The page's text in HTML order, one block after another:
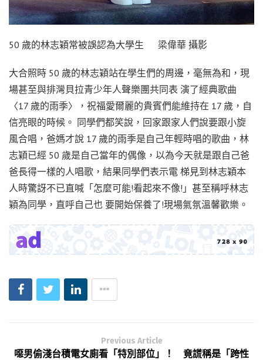
50 歲的林志穎常被誤認為大學生 梁偉華 攝影
大合照時 50 歲的林志穎站在學生們的周邊，毫無為和，現
場甚至與排灣貝拉青少年人聲樂團共同表 演了經典歌曲
〈17 歲的雨季〉，祝福愛爾麗的貴賓們能維持在 17 歲，自
信亮眼的時候。 同學們都笑說，回家跟家人們說要跟小旋
風合唱，爸媽才說 17 歲的雨季是自己年輕時唱的歌曲，林
志穎已經 50 歲是自己當年的偶像，以為今天就是跟自己爸
爸長得一樣的人唱歌，結果同學們表示電 梯見到林志穎本
人時驚訝不已直喊「怎麼可能!看起來不像!」甚至稱呼林志
穎為同學，直呼自己也 要開始保養了!現場氣氛溫馨歡樂。
Previous Article
噁男偷淺台積電女廁看「特別部位」！ 竟謊稱是「跨性